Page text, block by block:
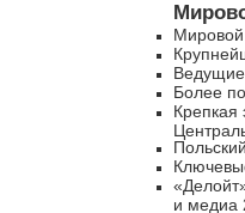
Мировой
Более
Крепкая
и медиа